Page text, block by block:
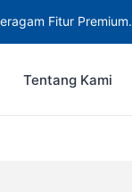
Fitur Premium.
Tentang Kami